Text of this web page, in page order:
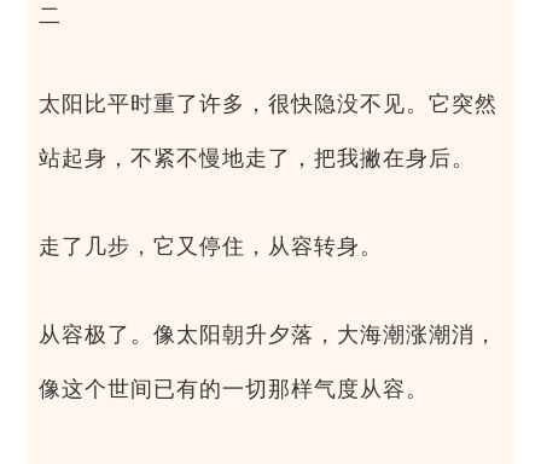
二
太阳比平时重了许多，很快隐没不见。它突然
站起身，不紧不慢地走了，把我撇在身后。
走了几步，它又停住，从容转身。
从容极了。像太阳朝升夕落，大海潮涨潮消，
像这个世间已有的一切那样气度从容。